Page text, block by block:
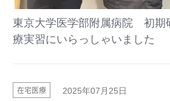
東京大学医学部附属病院 初期
療実習にいらっしゃいました
在宅医療 2025年07月25日